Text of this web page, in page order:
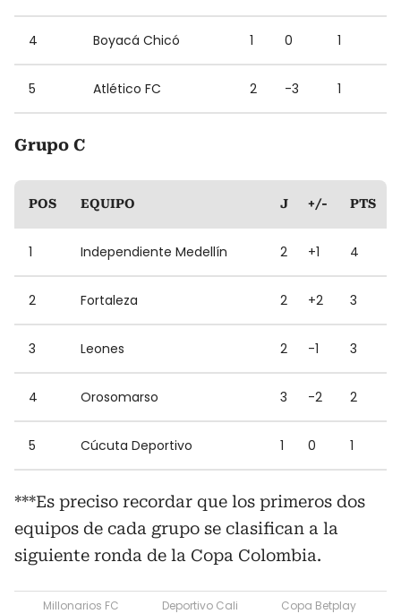
4 Boyacá Chicó 1 0 1
5 Atlético FC 2 -3 1
Grupo C
POS EQUIPO J +/- PTS
1 Independiente Medellín 2 +1 4
2 Fortaleza 2 +2 3
3 Leones 2 -1 3
4 Orosomarso 3 -2 2
5 Cúcuta Deportivo 1 0 1
***Es preciso recordar que los primeros dos
equipos de cada grupo se clasifican a la
siguiente ronda de la Copa Colombia.
Millonarios FC Deportivo Cali Copa Betplay